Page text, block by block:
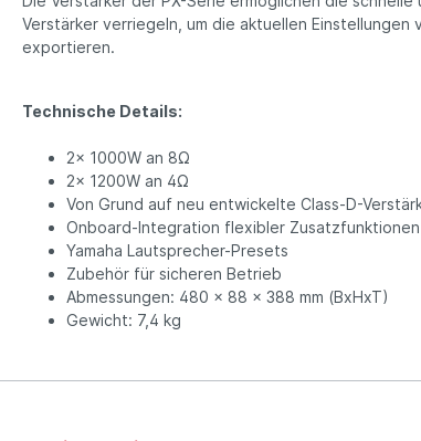
Verstärker verriegeln, um die aktuellen
exportieren.
Technische Details:
2x 1000W an 8Ω
2x 1200W an 4Ω
Von Grund auf neu entwickelte Class-D-
Onboard-Integration flexibler Zusatzfunktionen
Yamaha Lautsprecher-Presets
Zubehör für sicheren Betrieb
Abmessungen: 480 x 88 x 388 mm (BxHxT)
Gewicht: 7,4 kg